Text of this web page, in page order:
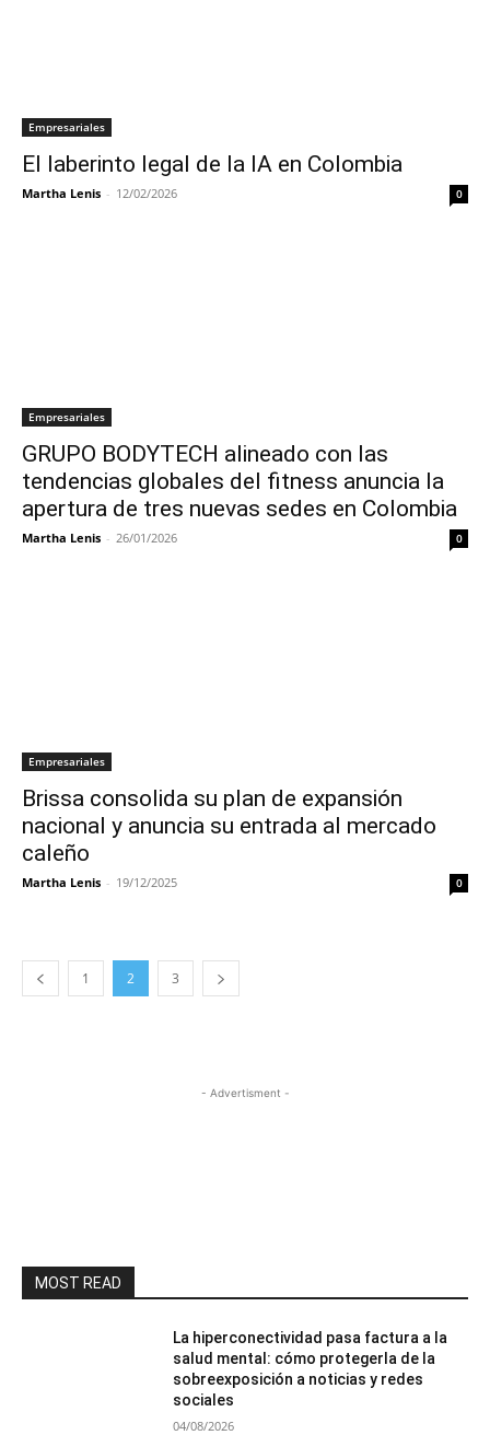
Empresariales
El laberinto legal de la IA en Colombia
Martha Lenis - 12/02/2026 0
Empresariales
GRUPO BODYTECH alineado con las
tendencias globales del fitness anuncia la
apertura de tres nuevas sedes en Colombia
Martha Lenis - 26/01/2026 0
Empresariales
Brissa consolida su plan de expansión
nacional y anuncia su entrada al mercado
caleño
Martha Lenis - 19/12/2025 0
1 2 3
- Advertisment -
MOST READ
La hiperconectividad pasa factura a la
salud mental: cómo protegerla de la
sobreexposición a noticias y redes
sociales
04/08/2026